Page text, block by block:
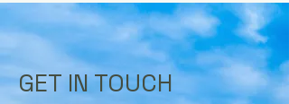
GET IN TOUCH